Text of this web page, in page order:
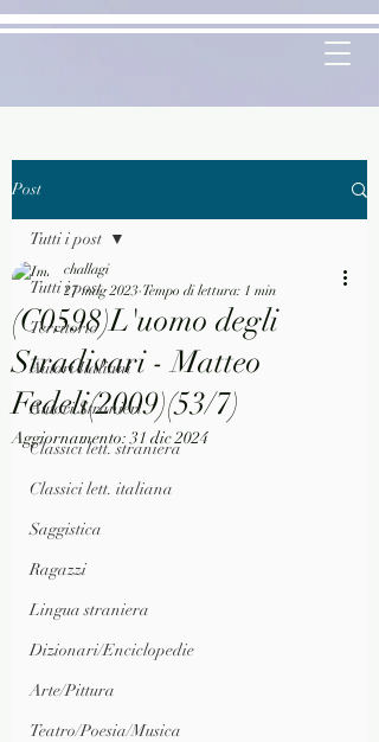
Post
Tutti i post
Territorio
Autori Italiani
Autori Stranieri
Classici lett. straniera
Classici lett. italiana
Saggistica
Ragazzi
Lingua straniera
Dizionari/Enciclopedie
Arte/Pittura
Teatro/Poesia/Musica
Tutti i post
(C0598)L'uomo degli
Stradivari - Matteo
Fedeli(2009)(53/7)
challagi
27 mag 2023 Tempo di lettura: 1 min
Aggiornamento:31 dic 2024